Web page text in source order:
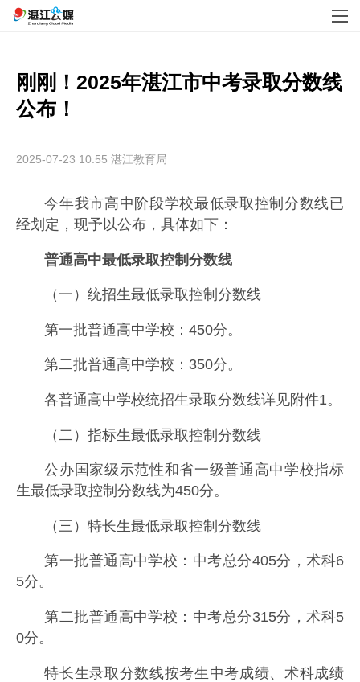
刚刚！2025年湛江市中考录取分数线
公布！
2025-07-23 10:55 湛江教育局
今年我市高中阶段学校最低录取控制分数线已
经划定，现予以公布，具体如下：
普通高中最低录取控制分数线
（一）统招生最低录取控制分数线
第一批普通高中学校：450分。
第二批普通高中学校：350分。
各普通高中学校统招生录取分数线详见附件1。
（二）指标生最低录取控制分数线
公办国家级示范性和省一级普通高中学校指标
生最低录取控制分数线为450分。
（三）特长生最低录取控制分数线
第一批普通高中学校：中考总分405分，术科6
5分。
第二批普通高中学校：中考总分315分，术科5
0分。
特长生录取分数线按考生中考成绩、术科成绩